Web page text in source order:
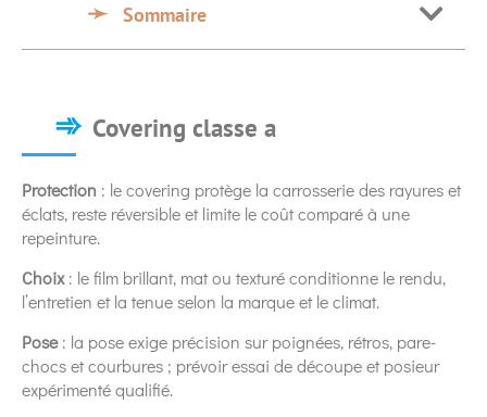
Sommaire
Covering classe a
Protection : le covering protège la carrosserie des rayures et
éclats, reste réversible et limite le coût comparé à une
repeinture.
Choix: le film brillant, mat ou texturé conditionne le rendu,
l’entretien et la tenue selon la marque et le climat.
Pose: la pose exige précision sur poignées, rétros, pare-
chocs et courbures ; prévoir essai de découpe et posieur
expérimenté qualifié.